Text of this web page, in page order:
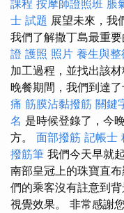
課程 按摩師證照班 脹
士 試題 展望未來，我
我們了解撒丁島最重
證 護照 照片 養生與
加工過程，並找出該
晚餐期間，我們到達
痛 筋膜沾黏撥筋 關鍵
名 是時候登錄了，今
方。 面部撥筋 記帳士
撥筋筆 我們今天早就
南部皇冠上的珠寶直
們的乘客沒有註意到
視覺效果。 非常感謝